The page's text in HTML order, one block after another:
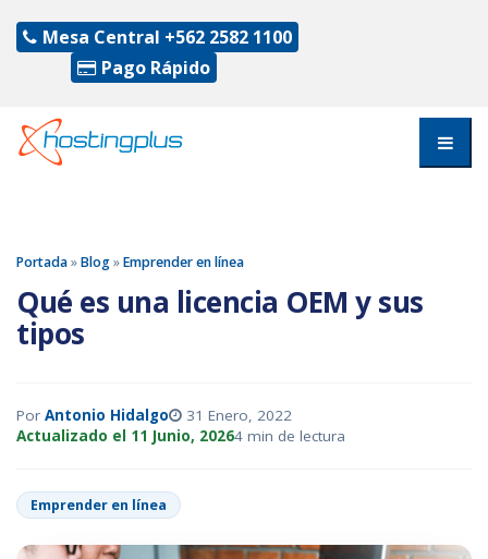
Mesa Central +562 2582 1100
Pago Rápido
Portada»Blog»Emprender en línea
Qué es una licencia OEM y sus
tipos
Por Antonio Hidalgo
31 Enero, 2022
Actualizado el 11 Junio, 20264 min de lectura
Emprender en línea